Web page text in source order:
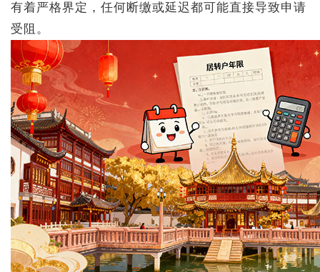
有着严格界定，任何断缴或延迟都可能直接导致申请
受阻。